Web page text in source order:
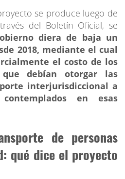
se produce luego de
del Boletín Oficial, se
diera de baja un
2018, mediante el cual
el costo de los
debían otorgar las
interjurisdiccional a
en esas
de personas
qué dice el proyecto